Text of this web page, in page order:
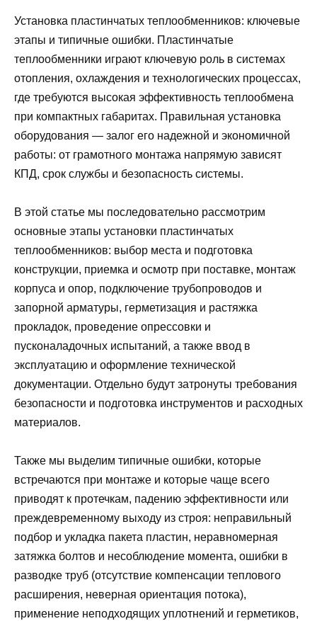
Установка пластинчатых теплообменников: ключевые
этапы и типичные ошибки. Пластинчатые
теплообменники играют ключевую роль в системах
отопления, охлаждения и технологических процессах,
где требуются высокая эффективность теплообмена
при компактных габаритах. Правильная установка
оборудования — залог его надежной и экономичной
работы: от грамотного монтажа напрямую зависят
КПД, срок службы и безопасность системы.
В этой статье мы последовательно рассмотрим
основные этапы установки пластинчатых
теплообменников: выбор места и подготовка
конструкции, приемка и осмотр при поставке, монтаж
корпуса и опор, подключение трубопроводов и
запорной арматуры, герметизация и растяжка
прокладок, проведение опрессовки и
пусконаладочных испытаний, а также ввод в
эксплуатацию и оформление технической
документации. Отдельно будут затронуты требования
безопасности и подготовка инструментов и расходных
материалов.
Также мы выделим типичные ошибки, которые
встречаются при монтаже и которые чаще всего
приводят к протечкам, падению эффективности или
преждевременному выходу из строя: неправильный
подбор и укладка пакета пластин, неравномерная
затяжка болтов и несоблюдение момента, ошибки в
разводке труб (отсутствие компенсации теплового
расширения, неверная ориентация потока),
применение неподходящих уплотнений и герметиков,